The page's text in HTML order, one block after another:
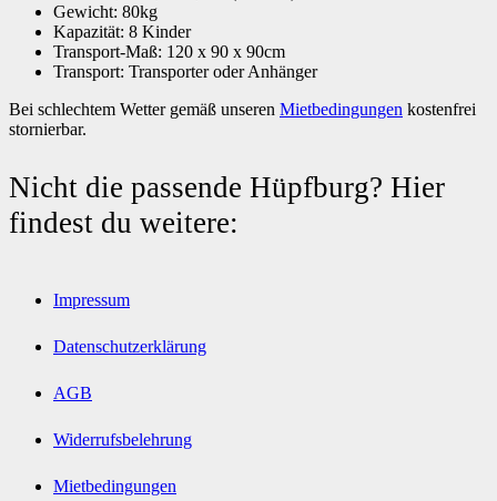
Gewicht: 80kg
Kapazität: 8 Kinder
Transport-Maß: 120 x 90 x 90cm
Transport: Transporter oder Anhänger
Bei schlechtem Wetter gemäß unseren Mietbedingungen kostenfrei
stornierbar.
Nicht die passende Hüpfburg? Hier
findest du weitere:
Impressum
Datenschutzerklärung
AGB
Widerrufsbelehrung
Mietbedingungen